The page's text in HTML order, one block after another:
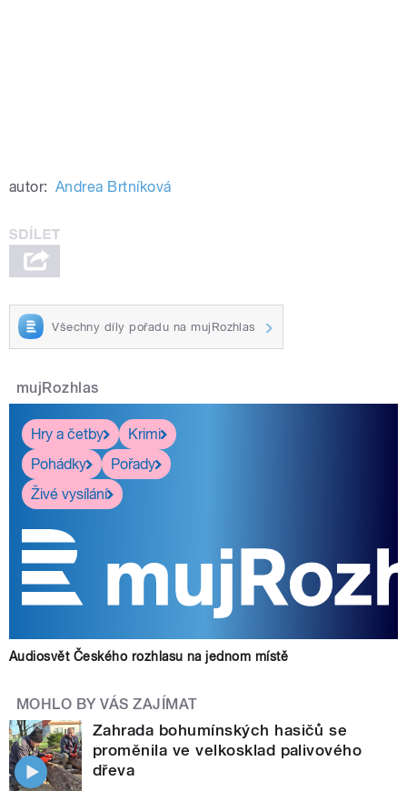
autor: Andrea Brtníková
Všechny díly pořadu na mujRozhlas
mujRozhlas
Hry a četby
Krimi
Pohádky
Pořady
Živé vysílání
Audiosvět Českého rozhlasu na jednom místě
MOHLO BY VÁS ZAJÍMAT
Zahrada bohumínských hasičů se
proměnila ve velkosklad palivového
dřeva